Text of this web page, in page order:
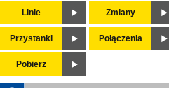
Linie Zmiany
Przystanki Połączenia
Pobierz